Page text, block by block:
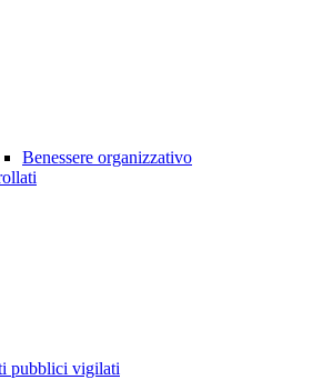
Benessere organizzativo
pubblici vigilati